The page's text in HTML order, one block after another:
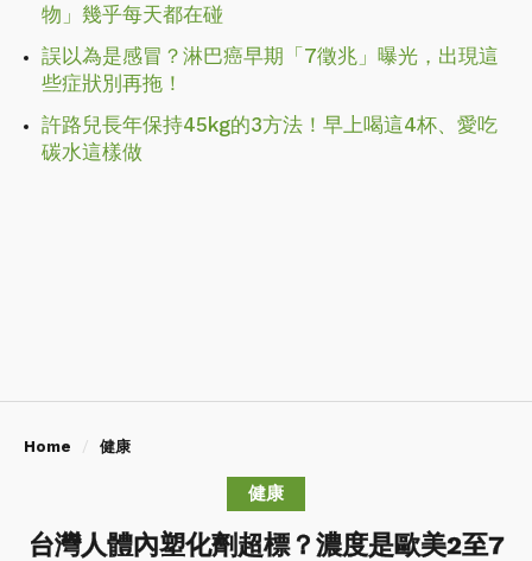
物」幾乎每天都在碰
誤以為是感冒？淋巴癌早期「7徵兆」曝光，出現這
些症狀別再拖！
許路兒長年保持45kg的3方法！早上喝這4杯、愛吃
碳水這樣做
Home 健康
健康
台灣人體內塑化劑超標？濃度是歐美2至7